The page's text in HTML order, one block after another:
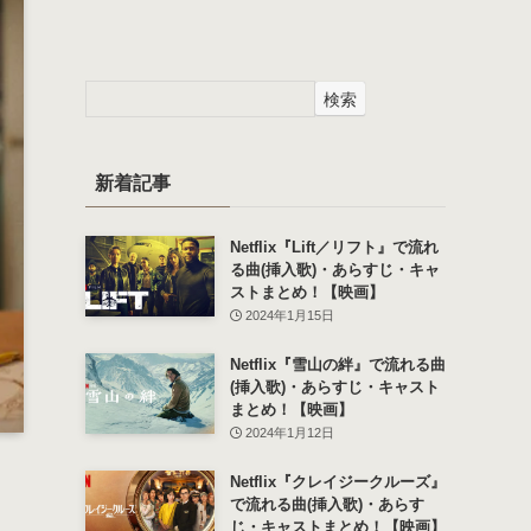
検索
新着記事
Netflix『Lift／リフト』で流れ
る曲(挿入歌)・あらすじ・キャ
ストまとめ！【映画】
2024年1月15日
Netflix『雪山の絆』で流れる曲
(挿入歌)・あらすじ・キャスト
まとめ！【映画】
2024年1月12日
Netflix『クレイジークルーズ』
で流れる曲(挿入歌)・あらす
じ・キャストまとめ！【映画】